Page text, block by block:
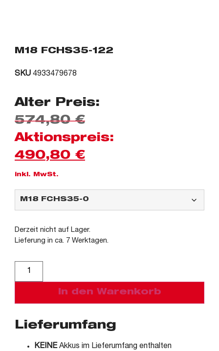
M18 FCHS35-122
SKU 4933479678
Alter Preis:
574,80€
Aktionspreis:
490,80 €
inkl. MwSt.
Derzeit nicht auf Lager.
Lieferung in ca. 7 Werktagen.
In den Warenkorb
Lieferumfang
KEINEAkkus im Lieferumfang enthalten